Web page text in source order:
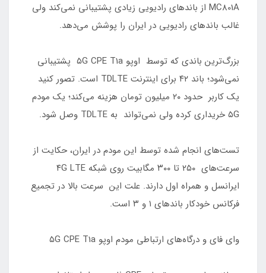
MC801A از باندهای رادیویی زیادی پشتیبانی نمی‌کند ولی
غالب باندهای رادیویی در ایران را پوشش می‌دهد.
بزرگ‌ترین باندی که توسط اوپو ۵G CPE T1a پشتیبانی
نمی‌شود؛ باند ۴۲ برای اینترنت TDLTE است. تصور کنید
یک کاربر حدود ۲۰ میلیون تومان هزینه می‌کند؛ یک مودم
۵G خریداری کرده ولی نمی‌تواند به TDLTE وصل شود.
تست‌های انجام شده توسط این مودم در ایران، حکایت از
سرعت‌های ۲۵۰ تا ۳۰۰ مگابیت روی شبکه ۴G LTE
ایرانسل و همراه اول دارند. علت این سرعت بالا در تجمیع
فرکانس خودکار باندهای ۱ و ۳ است.
وای فای و درگاه‌های ارتباطی مودم اوپو ۵G CPE T1a